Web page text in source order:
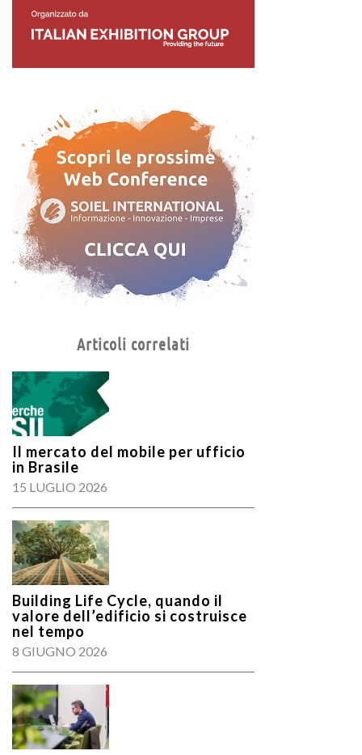
Articoli correlati
Il mercato del mobile per ufficio
in Brasile
15 LUGLIO 2026
Building Life Cycle, quando il
valore dell’edificio si costruisce
nel tempo
8 GIUGNO 2026